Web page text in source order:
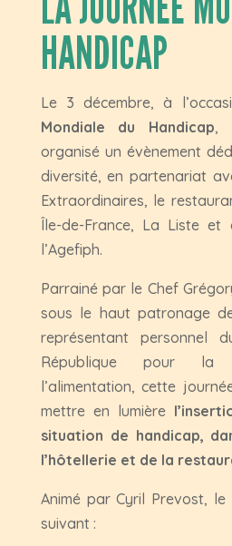
HANDICAP
Le 3 décembre, à
Mondiale du Handicap,
organisé un évènement
diversité, en partenariat
Extraordinaires, le
Île-de-France, La Liste
l’Agefiph.
Parrainé par le Chef
sous le haut patronage
représentant personnel
République pour la
l’alimentation, cette
mettre en lumière
situation de handicap,
l’hôtellerie et de la
Animé par Cyril Prevost, le
suivant :